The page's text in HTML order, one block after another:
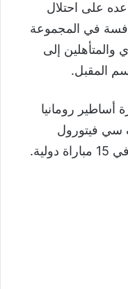
على احتلال
في المجموعة
والمتأهلين إلى
المقبل.
أساطير رومانيا
سي فيتورول